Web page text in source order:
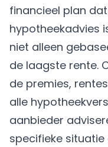
financieel plan
hypotheekadvies
niet alleen
de laagste rente.
de premies,
alle
aanbieder
specifieke situatie